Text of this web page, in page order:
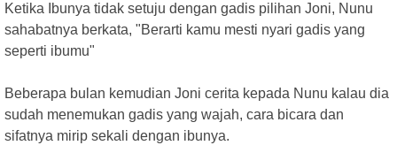
Ketika Ibunya tidak setuju dengan gadis pilihan Joni, Nunu
sahabatnya berkata, "Berarti kamu mesti nyari gadis yang
seperti ibumu"
Beberapa bulan kemudian Joni cerita kepada Nunu kalau dia
sudah menemukan gadis yang wajah, cara bicara dan
sifatnya mirip sekali dengan ibunya.